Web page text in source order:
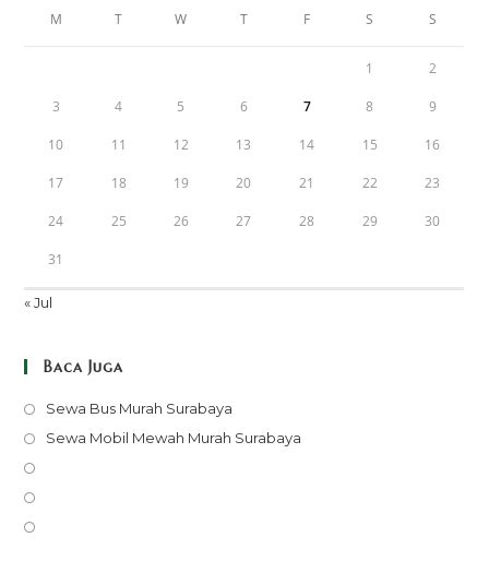
M T W T F S S
1 2
3 4 5 6 7 8 9
10 11 12 13 14 15 16
17 18 19 20 21 22 23
24 25 26 27 28 29 30
31
« Jul
Baca Juga
Sewa Bus Murah Surabaya
in
Sewa Mobil Mewah Murah Surabaya